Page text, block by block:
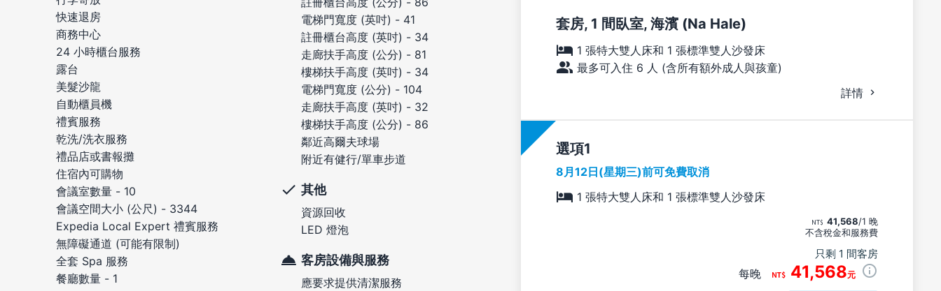
套房, 1 間臥室, 海濱 (Na Hale)
1 張特大雙人床和 1 張標準雙人沙發床
最多可入住 6 人 (含所有額外成人與孩童)
詳情
選項
8月12日(星期三)前可免費取消
1 張特大雙人床和 1 張標準雙人沙發床
41,568/1 晚
不含稅金和服務費
只剩 1 間客房
每晚 41,568元
快速退房
商務中心
24 小時櫃台服務
露台
美髮沙龍
自動櫃員機
禮賓服務
乾洗/洗衣服務
禮品店或書報攤
住宿內可購物
會議室數量 - 10
會議空間大小 (公尺) - 3344
Expedia Local Expert 禮賓服務
無障礙通道 (可能有限制)
全套 Spa 服務
餐廳數量 - 1
電梯門寬度 (英吋) - 41
註冊櫃台高度 (英吋) - 34
走廊扶手高度 (公分) - 81
樓梯扶手高度 (英吋) - 34
電梯門寬度 (公分) - 104
走廊扶手高度 (英吋) - 32
樓梯扶手高度 (公分) - 86
鄰近高爾夫球場
附近有健行/單車步道
其他
資源回收
LED 燈泡
客房設備與服務
應要求提供清潔服務